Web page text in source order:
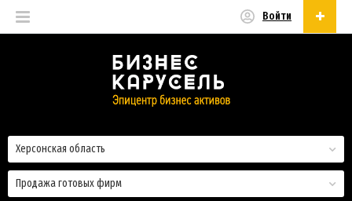
Войти
Продажа готовых фирм
Херсонская область